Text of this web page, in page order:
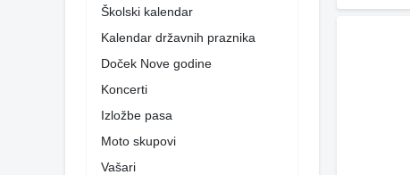
Školski kalendar
Kalendar državnih praznika
Doček Nove godine
Koncerti
Izložbe pasa
Moto skupovi
Vašari